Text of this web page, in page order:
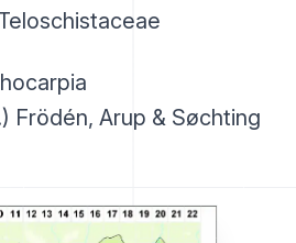
Frödén, Arup & Søchting